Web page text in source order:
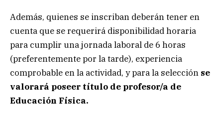
Además, quienes se inscriban deberán tener en
cuenta que se requerirá disponibilidad horaria
para cumplir una jornada laboral de 6 horas
(preferentemente por la tarde), experiencia
comprobable en la actividad, y para la selección se
valorará poseer título de profesor/a de
Educación Física.